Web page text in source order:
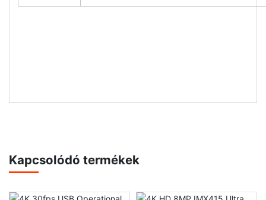
Kapcsolódó termékek